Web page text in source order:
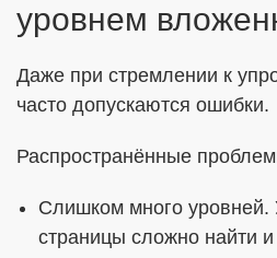
уровнем
Даже при стремлении к
часто допускаются ошибки.
Распространённые
Слишком много уровней.
страницы сложно найти и